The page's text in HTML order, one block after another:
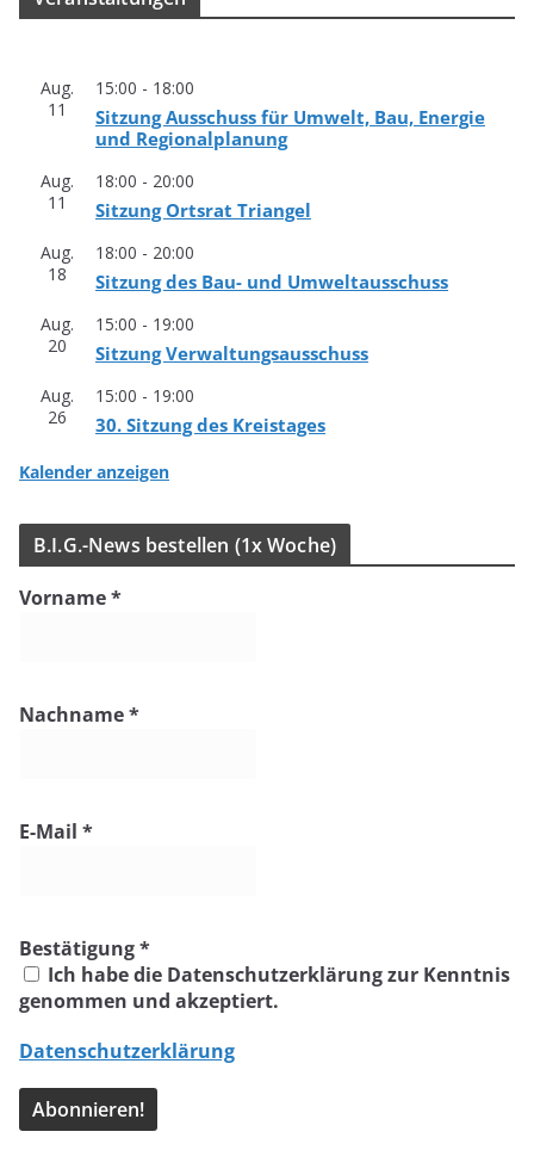
Aug.
11
15:00 - 18:00
Sit­zung Aus­schuss für Umwelt, Bau, Ener­gie
und Regionalplanung
Aug.
11
18:00 - 20:00
Sit­zung Orts­rat Triangel
Aug.
18
18:00 - 20:00
Sit­zung des Bau- und Umweltausschuss
Aug.
20
15:00 - 19:00
Sit­zung Verwaltungsausschuss
Aug.
26
15:00 - 19:00
30. Sit­zung des Kreistages
Kalender anzeigen
B.I.G.-News bestel­len (1x Woche)
Vorname*
Nachname*
E-Mail *
Bestätigung*
Ich habe die Datenschutzerklärung zur Kenntnis
genommen und akzeptiert.
Datenschutzerklärung